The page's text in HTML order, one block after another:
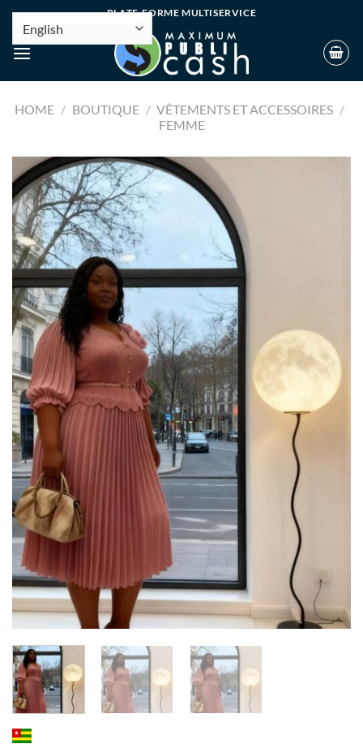
PLATE-FORME MULTISERVICE
HOME / BOUTIQUE / VÊTEMENTS ET ACCESSOIRES /
FEMME